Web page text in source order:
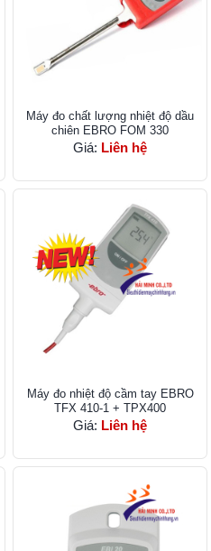
Máy đo chất lượng nhiệt độ dầu
chiên EBRO FOM 330
Giá: Liên hệ
Máy đo nhiệt độ cầm tay EBRO
TFX 410-1 + TPX400
Giá: Liên hệ